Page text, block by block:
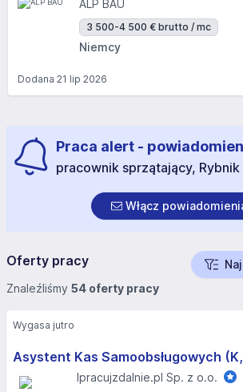
ALP BAU
3 500-4 500 € brutto / mc
Niemcy
Dodana 21 lip 2026
Praca alert -
pracownik sprzątający, Rybnik
Włącz
Oferty pracy
Znaleźliśmy 54 oferty pracy
Asystent Kas Samoobsługowych
Ipracujzdalnie.pl Sp. z o.o.
Wygasa jutro